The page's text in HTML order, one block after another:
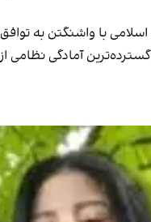
با واشنگتن به
گسترده‌ترین آمادگی